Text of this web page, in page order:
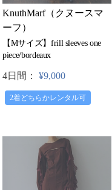
KnuthMarf（クヌースマ
ーフ）
【Mサイズ】frill sleeves one
piece/bordeaux
4日間： ¥9,000
2着どちらかレンタル可